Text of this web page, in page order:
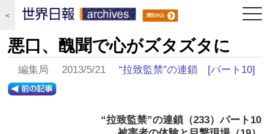
＜
悪口、醜聞で心がズタズタに
編集局 2013/5/21“拉致監禁”の連鎖 [パート10]
“拉致監禁”の連鎖（233）パート 10